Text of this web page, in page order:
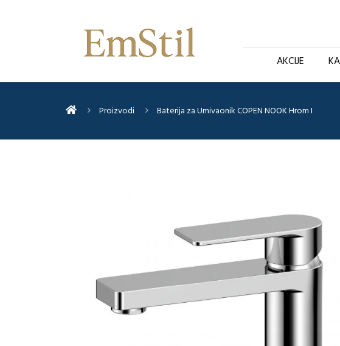
AKCIJE
Proizvodi Baterija za Umivaonik COPEN NOOK Hrom I